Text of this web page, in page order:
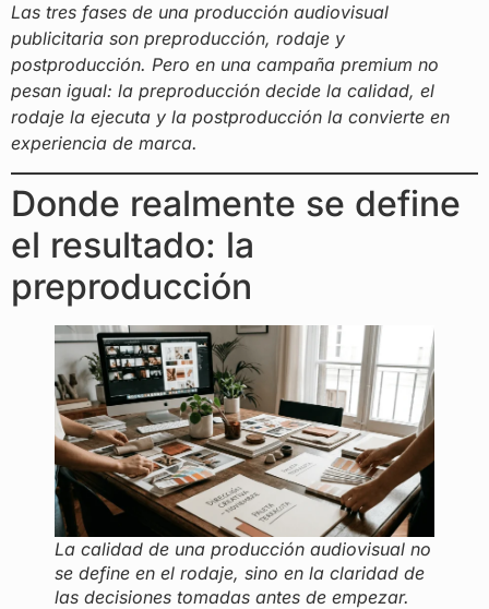
Las tres fases de una producción audiovisual
publicitaria son preproducción, rodaje y
postproducción. Pero en una campaña premium no
pesan igual: la preproducción decide la calidad, el
rodaje la ejecuta y la postproducción la convierte en
experiencia de marca.
Donde realmente se define
el resultado: la
preproducción
La calidad de una producción audiovisual no
se define en el rodaje, sino en la claridad de
las decisiones tomadas antes de empezar.